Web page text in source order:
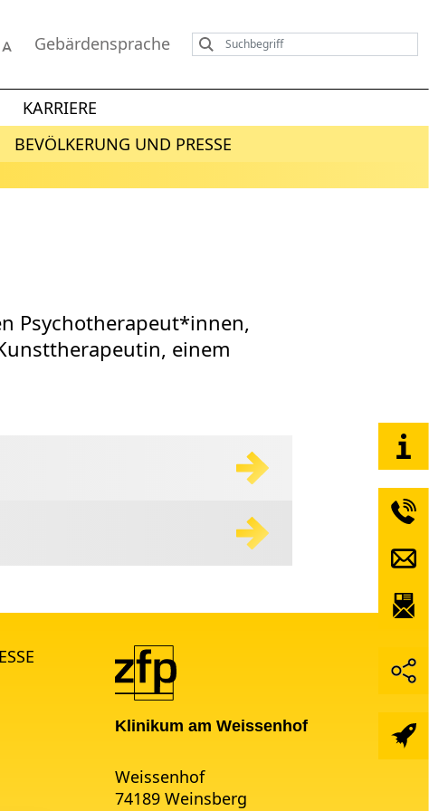
Gebärdensprache
KARRIERE
BEVÖLKERUNG UND PRESSE
Psychotherapeut*innen,
einem
Klinikum am Weissenhof
Weissenhof
74189 Weinsberg